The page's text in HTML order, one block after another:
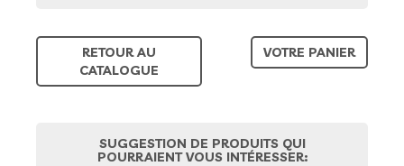
RETOUR AU
CATALOGUE
VOTRE PANIER
SUGGESTION DE PRODUITS QUI
POURRAIENT VOUS INTÉRESSER: